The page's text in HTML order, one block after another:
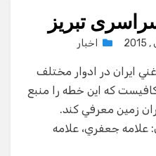
تبریز
اخبار
ايران در ادوار مختلف
كه اين خطه را منبع
زمين معرفي كند.
علامه جعفري، علامه